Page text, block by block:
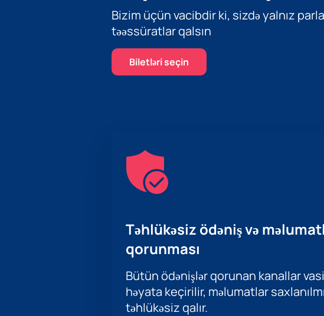
Bizim üçün vacibdir ki, sizdə yalnız
təəssüratlar qalsın
Biletləri seçin
Təhlükəsiz ödəniş və
qorunması
Bütün ödənişlər qorunan kanallar
həyata keçirilir, məlumatlar
təhlükəsiz qalır.